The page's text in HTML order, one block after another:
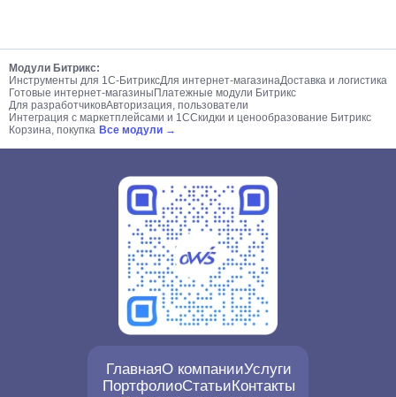
Модули Битрикс:
Инструменты для 1С-БитриксДля интернет-магазинаДоставка и логистика
Готовые интернет-магазины Платежные модули Битрикс
Для разработчиковАвторизация, пользователи
Интеграция с маркетплейсами и 1ССкидки и ценообразование Битрикс
Корзина, покупка Все модули →
ГлавнаяО компанииУслуги
ПортфолиоСтатьиКонтакты